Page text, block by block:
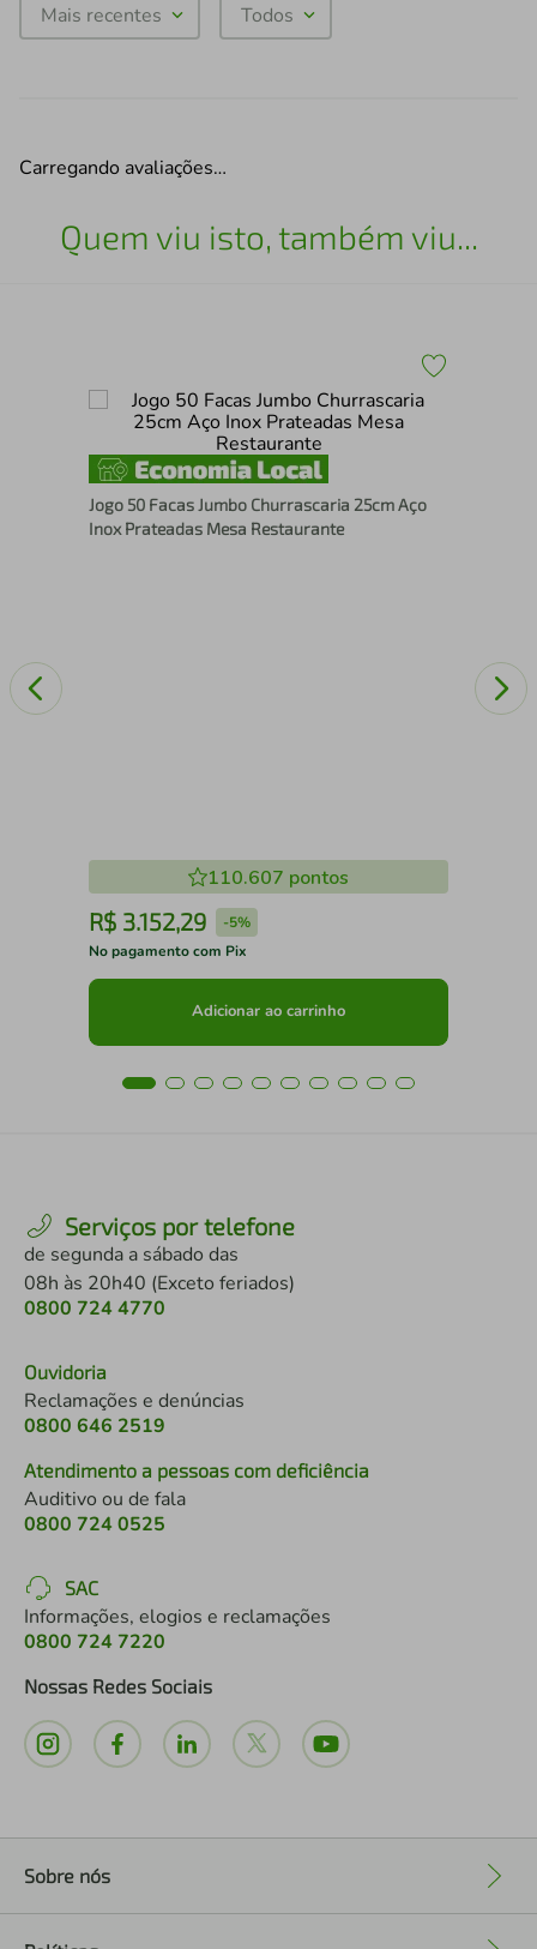
Mais recentes Todos
Carregando avaliações…
Quem viu isto, também viu...
Jogo 50 Facas Jumbo Churrascaria 25cm Aço
Inox Prateadas Mesa Restaurante
110.607 pontos
R$ 3.152,29 -5%
No pagamento com Pix
Adicionar ao carrinho
Serviços por telefone
de segunda a sábado das
08h às 20h40 (Exceto feriados)
0800 724 4770
Ouvidoria
Reclamações e denúncias
0800 646 2519
Atendimento a pessoas com deficiência
Auditivo ou de fala
0800 724 0525
SAC
Informações, elogios e reclamações
0800 724 7220
Nossas Redes Sociais
Sobre nós